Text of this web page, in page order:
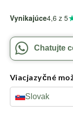
Vynikajúce4,6 z 5
Chatujte
Viacjazyčné
Slovak